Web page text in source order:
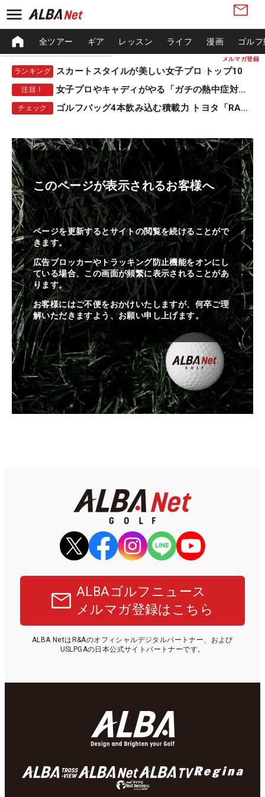
メルマガ登録
全ツアー ギア レッスン ライフ 漫画 ゴル
ランキング スカートスタイルが美しい女子プロ トップ10
注目！ 女子プロやキャディがやる「ガチの熱中症対策」
チェック ゴルフバッグ4本飲み込む積載力 トヨタ「RAV4」
このページが表示されるお客様へ
ページを更新するとサイトの閲覧を続けることがで
きます。
広告ブロッカーやトラッキング防止機能をオンにし
ている場合、この画面が頻繁に表示されることがあ
ります。
お客様にはご不便をおかけいたしますが、何卒ご理
解いただきますよう、お願い申し上げます。
ALBAゴルフニュース
メルマガ登録はこちら
ALBA NetはR&Aのオフィシャルデジタルパートナー、および
USLPGAの日本公式サイトパートナーです。